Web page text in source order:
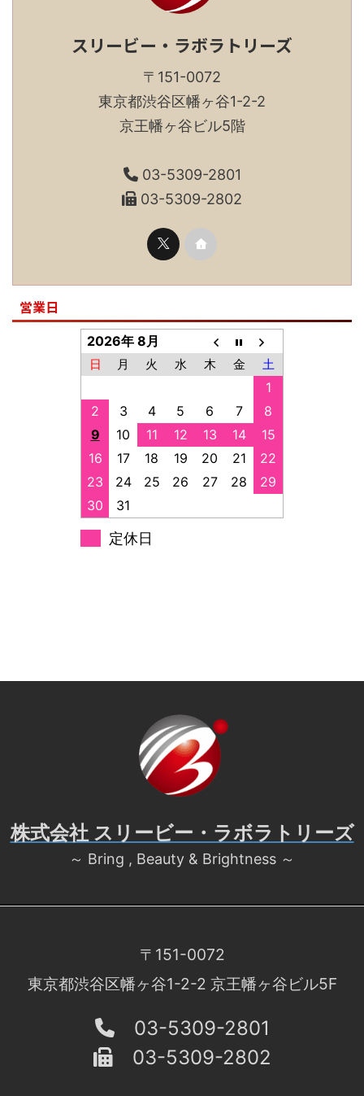
スリービー・ラボラトリーズ
〒151-0072
東京都渋谷区幡ヶ谷1-2-2
京王幡ヶ谷ビル5階
03-5309-2801
03-5309-2802
営業日
2026年 8月
日 月 火 水 木 金 土
1
2
3 4 5 6 7
8
9
10 11 12 13 14
15
16
17 18 19 20 21
22
23
24 25 26 27 28
29
30
31
定休日
株式会社 スリービー・ラボラトリーズ
～ Bring , Beauty & Brightness ～
〒151-0072
東京都渋谷区幡ヶ谷1-2-2 京王幡ヶ谷ビル5F
03-5309-2801
03-5309-2802